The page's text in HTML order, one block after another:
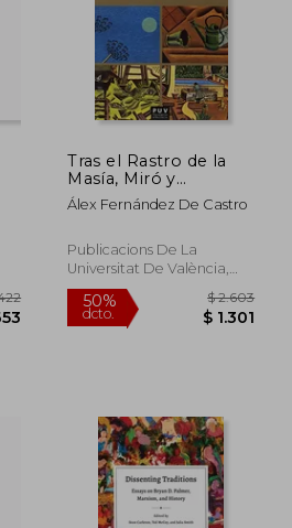
40%
dcto.
Tras el Rastro de la
Masía, Miró y
Hemingway
Álex Fernández De Castro
Publicacions De La
Universitat De València,
2017, Tapa Blanda, Nuevo